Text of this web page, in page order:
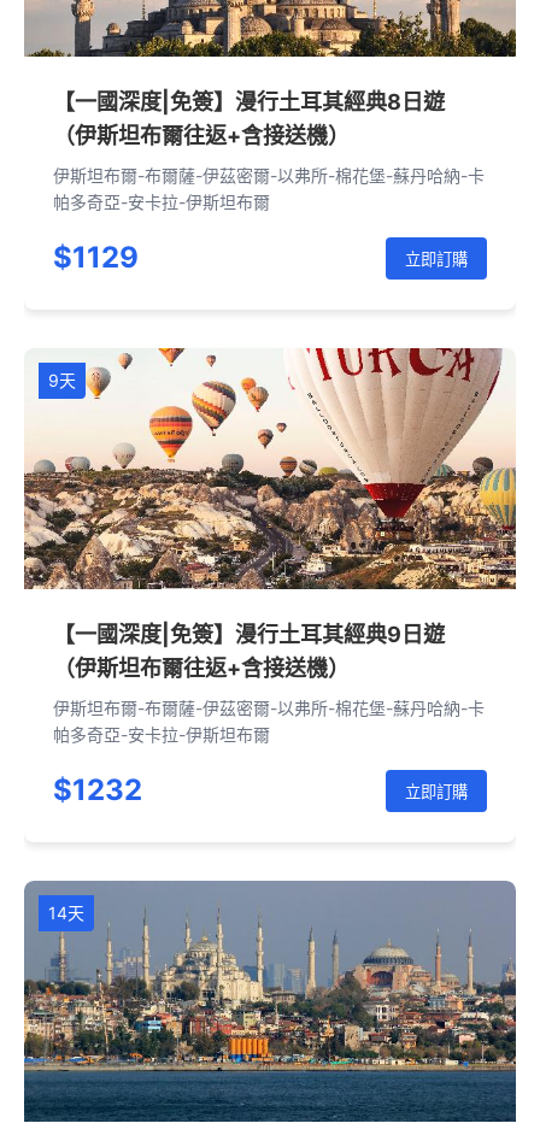
【一國深度|免簽】漫行土耳其經典8日遊
（伊斯坦布爾往返+含接送機）
伊斯坦布爾-布爾薩-伊茲密爾-以弗所-棉花堡-蘇丹哈納-卡
帕多奇亞-安卡拉-伊斯坦布爾
$1129 立即訂購
9天
【一國深度|免簽】漫行土耳其經典9日遊
（伊斯坦布爾往返+含接送機）
伊斯坦布爾-布爾薩-伊茲密爾-以弗所-棉花堡-蘇丹哈納-卡
帕多奇亞-安卡拉-伊斯坦布爾
$1232 立即訂購
14天